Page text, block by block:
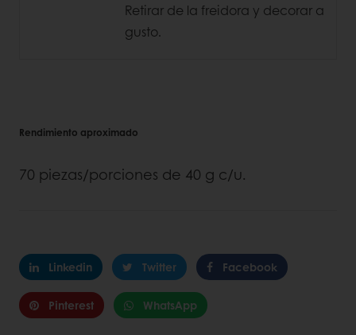
Retirar de la freidora y decorar a
gusto.
Rendimiento aproximado
70 piezas/porciones de 40 g c/u.
Linkedin Twitter Facebook
Pinterest WhatsApp